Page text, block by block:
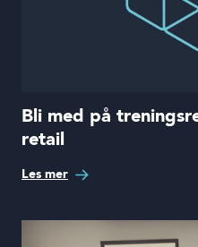
Bli med på
retail
Les mer